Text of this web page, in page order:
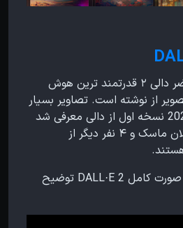
بدون شک، در حال حاضر دالی ۲ قدرتمند ترین هوش
از نوشته است. تصاویر بسیار
واقع گرایانه. در سال 2021 نسخه اول از دالی معرفی شد
از شرکت OpenAi که ایلان ماسک و ۴ نفر دیگر از
در ویدئوی کوتاه زیر به صورت کامل DALL·E 2 توضیح